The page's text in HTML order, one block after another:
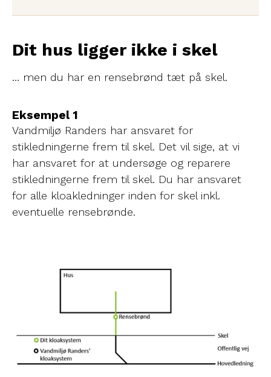
Dit hus ligger ikke i skel
… men du har en rensebrønd tæt på skel.
Eksempel 1
Vandmiljø Randers har ansvaret for
stikledningerne frem til skel. Det vil sige, at vi
har ansvaret for at undersøge og reparere
stikledningerne frem til skel. Du har ansvaret
for alle kloakledninger inden for skel inkl.
eventuelle rensebrønde.